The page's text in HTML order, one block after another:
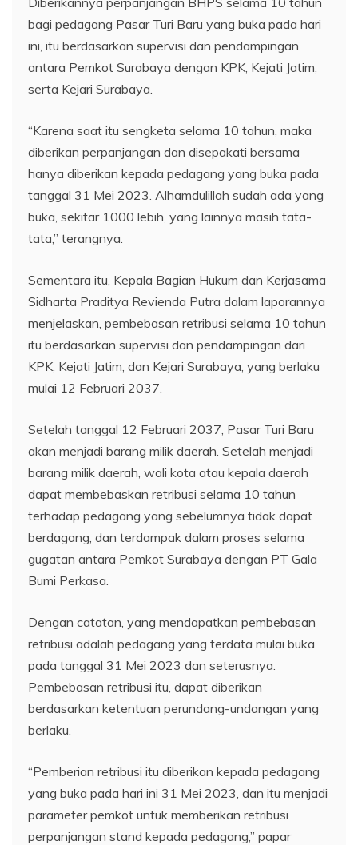
bagi pedagang Pasar Turi Baru yang buka pada hari
ini, itu berdasarkan supervisi dan pendampingan
antara Pemkot Surabaya dengan KPK, Kejati Jatim,
serta Kejari Surabaya.
“Karena saat itu sengketa selama 10 tahun, maka
diberikan perpanjangan dan disepakati bersama
hanya diberikan kepada pedagang yang buka pada
tanggal 31 Mei 2023. Alhamdulillah sudah ada yang
buka, sekitar 1000 lebih, yang lainnya masih tata-
tata,” terangnya.
Sementara itu, Kepala Bagian Hukum dan Kerjasama
Sidharta Praditya Revienda Putra dalam laporannya
menjelaskan, pembebasan retribusi selama 10 tahun
itu berdasarkan supervisi dan pendampingan dari
KPK, Kejati Jatim, dan Kejari Surabaya, yang berlaku
mulai 12 Februari 2037.
Setelah tanggal 12 Februari 2037, Pasar Turi Baru
akan menjadi barang milik daerah. Setelah menjadi
barang milik daerah, wali kota atau kepala daerah
dapat membebaskan retribusi selama 10 tahun
terhadap pedagang yang sebelumnya tidak dapat
berdagang, dan terdampak dalam proses selama
gugatan antara Pemkot Surabaya dengan PT Gala
Bumi Perkasa.
Dengan catatan, yang mendapatkan pembebasan
retribusi adalah pedagang yang terdata mulai buka
pada tanggal 31 Mei 2023 dan seterusnya.
Pembebasan retribusi itu, dapat diberikan
berdasarkan ketentuan perundang-undangan yang
berlaku.
“Pemberian retribusi itu diberikan kepada pedagang
yang buka pada hari ini 31 Mei 2023, dan itu menjadi
parameter pemkot untuk memberikan retribusi
perpanjangan stand kepada pedagang,” papar